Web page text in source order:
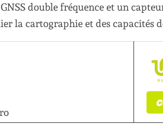
double fréquence et un
la cartographie et des capacités